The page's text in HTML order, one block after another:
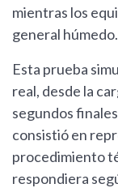
mientras los
general húmedo.
Esta prueba
real, desde la
segundos
consistió en
procedimiento
respondiera